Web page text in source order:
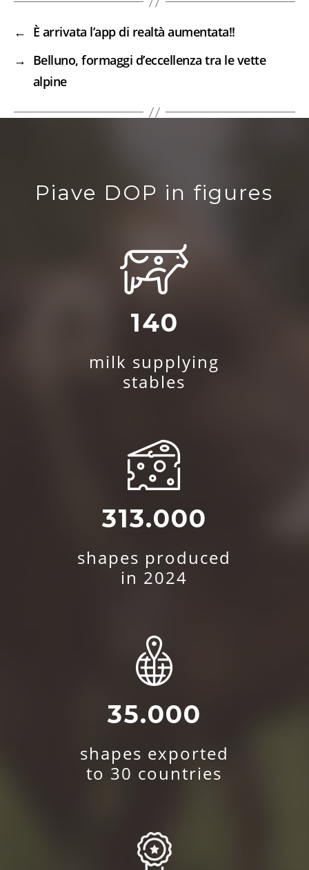
← È arrivata l’app di realtà aumentata!!
→ Belluno, formaggi d’eccellenza tra le vette
alpine
Piave DOP in figures
140
milk supplying
stables
313.000
shapes produced
in 2024
35.000
shapes exported
to 30 countries